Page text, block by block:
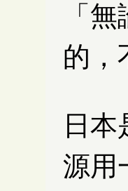
「
的，
日
源用